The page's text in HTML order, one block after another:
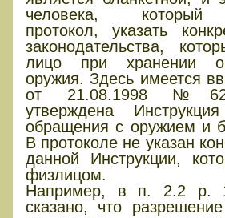
человека, который
протокол, указать
законодательства,
лицо при хранении
оружия. Здесь имеется
от 21.08.1998
утверждена
обращения с оружием и
В протоколе не указан
данной Инструкции,
физлицом.
Например, в п. 2.2 р. 1
сказано, что